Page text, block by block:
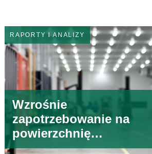
RAPORTY I ANALIZY
Wzrośnie
zapotrzebowanie na
powierzchnię
magazynową w Europie